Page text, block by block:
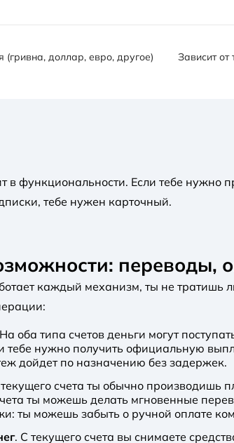
(гривна, доллар, евро, другое) Зависит
в функциональности. Если тебе нужно
тебе нужен карточный.
переводы,
каждый механизм, ты не
На оба типа счетов деньги могут
тебе нужно получить официальную
дойдет по назначению без задержек.
счета ты обычно производишь
ты можешь делать мгновенные
ты можешь забыть о ручной оплате
. С текущего счета вы снимаете